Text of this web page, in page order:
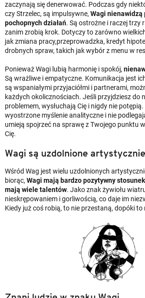
zaczynają się denerwować. Podczas gdy
czy Strzelec, są impulsywne, Wagi nienawidzą
pochopnych działań. Są ostrożne i raczej trzy
zanim zrobią krok. Dotyczy to zarówno
jak zmiana pracy,przeprowadzka, kredyt
drobnych spraw, takich jak wybór z menu w
Ponieważ Wagi lubią harmonię i spokój,
Są wrażliwe i empatyczne. Komunikacja jest
są wspaniałymi przyjaciółmi i partnerami,
każdych okolicznościach. Jeśli przyjdziesz do
problemem, wysłuchają Cię i nigdy nie
wyostrzone myślenie analityczne i nie
umieją spojrzeć na sprawę z Twojego punktu
Cię.
Wagi są uzdolnione artystycznie
Wśród Wag jest wielu uzdolnionych
biorąc, Wagi mają bardzo pozytywny
mają wiele talentów. Jako znak żywiołu
nieskrępowaniem i gorliwością, co daje im
Kiedy już coś robią, to nie przestaną, dopóki to